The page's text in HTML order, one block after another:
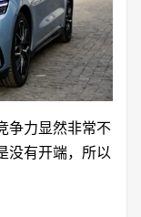
争力显然非常不
没有开端，所以